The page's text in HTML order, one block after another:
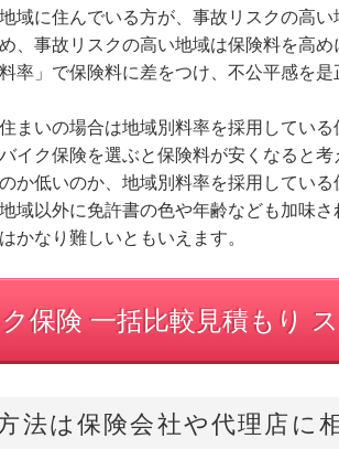
域に住んでいる方が、事故リスクの高
、事故リスクの高い地域は保険料を高
率」で保険料に差をつけ、不公平感を是
まいの場合は地域別料率を採用してい
イク保険を選ぶと保険料が安くなると
か低いのか、地域別料率を採用してい
域以外に免許書の色や年齢なども加味
かなり難しいともいえます。
保険 一括比較見積もり ス
法は保険会社や代理店に